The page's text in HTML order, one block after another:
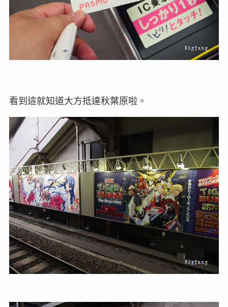
看到這就知道大方抵達秋葉原啦。